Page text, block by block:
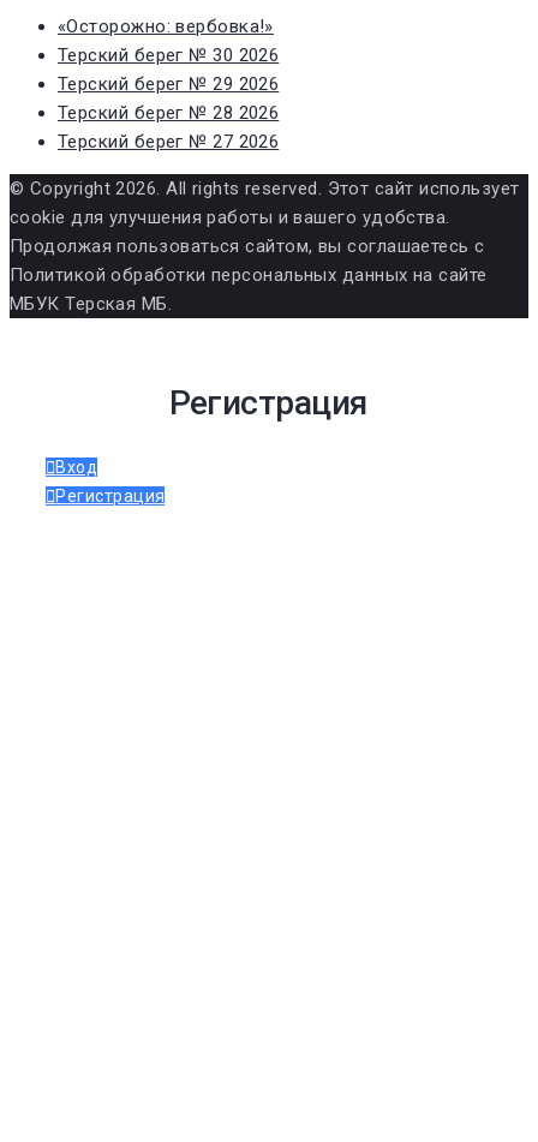
«Осторожно: вербовка!»
Терский берег № 30 2026
Терский берег № 29 2026
Терский берег № 28 2026
Терский берег № 27 2026
© Copyright 2026. All rights reserved. Этот сайт использует
cookie для улучшения работы и вашего удобства.
Продолжая пользоваться сайтом, вы соглашаетесь с
Политикой обработки персональных данных на сайте
МБУК Терская МБ.
Регистрация
Вход
Регистрация